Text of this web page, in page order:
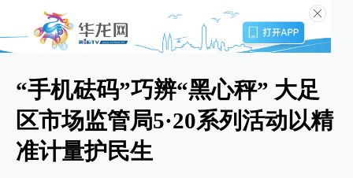
“手机砝码”巧辨“黑心秤” 大足
区市场监管局5·20系列活动以精
准计量护民生